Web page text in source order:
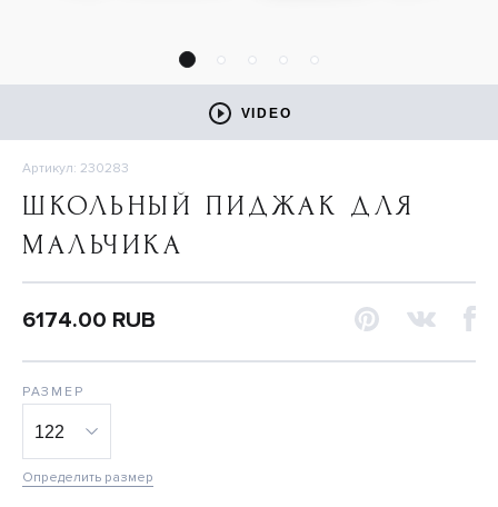
VIDEO
Артикул: 230283
ШКОЛЬНЫЙ ПИДЖАК ДЛЯ
МАЛЬЧИКА
6174.00 RUB
РАЗМЕР
Определить размер